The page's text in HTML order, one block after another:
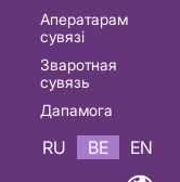
Аператарам
сувязі
Зваротная
сувязь
Дапамога
RU BE EN